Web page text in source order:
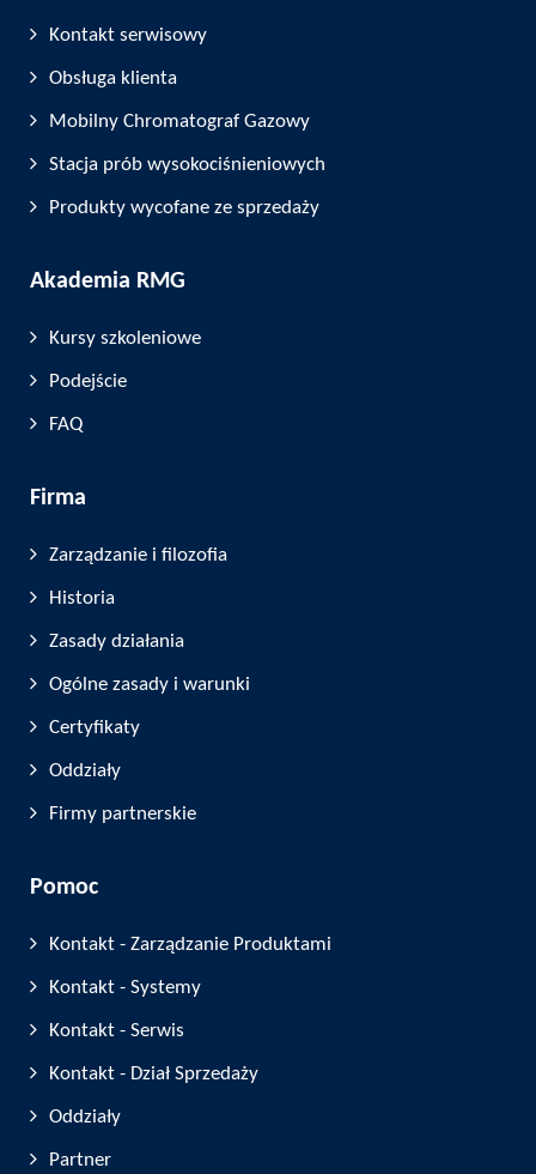
Kontakt serwisowy
Obsługa klienta
Mobilny Chromatograf Gazowy
Stacja prób wysokociśnieniowych
Produkty wycofane ze sprzedaży
Akademia RMG
Kursy szkoleniowe
Podejście
FAQ
Firma
Zarządzanie i filozofia
Historia
Zasady działania
Ogólne zasady i warunki
Certyfikaty
Oddziały
Firmy partnerskie
Pomoc
Kontakt - Zarządzanie Produktami
Kontakt - Systemy
Kontakt - Serwis
Kontakt - Dział Sprzedaży
Oddziały
Partner